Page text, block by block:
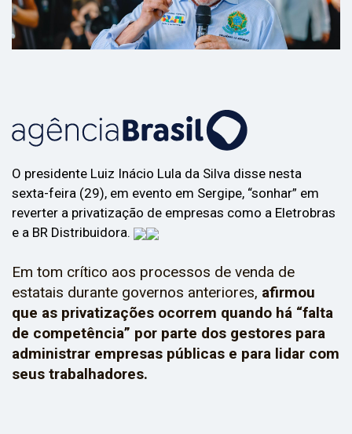
O presidente Luiz Inácio Lula da Silva disse nesta
sexta-feira (29), em evento em Sergipe, “sonhar” em
reverter a privatização de empresas como a Eletrobras
e a BR Distribuidora.
Em tom crítico aos processos de venda de
estatais durante governos anteriores, afirmou
que as privatizações ocorrem quando há “falta
de competência” por parte dos gestores para
administrar empresas públicas e para lidar com
seus trabalhadores.